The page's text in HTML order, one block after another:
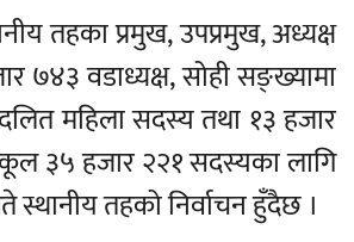
तहका प्रमुख, उपप्रमुख, अध्यक्ष
७४३ वडाध्यक्ष, सोही सङ्ख्यामा
महिला सदस्य तथा १३ हजार
३५ हजार २२१ सदस्यका लागि
तहको निर्वाचन हुँदैछ ।